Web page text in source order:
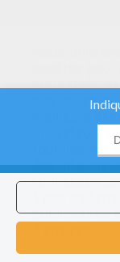
notre trafic et
nos
meilleure
utilisateur.
fournissons
des
l'utilisation
à nos
publicitaires
Voulez-